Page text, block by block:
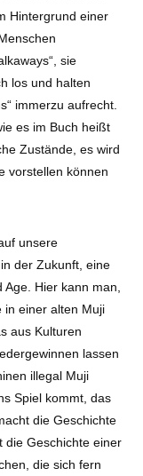
Hintergrund einer
sie
los und halten
immerzu aufrecht.
es im Buch heißt
Zustände, es wird
vorstellen können
unsere
der Zukunft, eine
Hier kann man,
in einer alten Muji
aus Kulturen
lassen
illegal Muji
Spiel kommt, das
die Geschichte
die Geschichte einer
die sich fern